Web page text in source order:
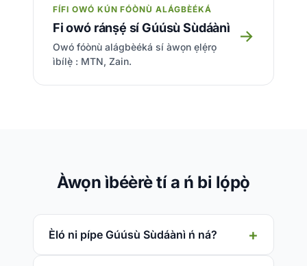
FÍFI OWÓ KÚN FÓÒNÙ ALÁGBÈÉKÁ
Fi owó ránṣẹ́ sí Gúúsù Sùdáànì
Owó fóònù alágbèéká sí àwọn ẹlẹ́rọ
ìbílẹ̀ : MTN, Zain.
→
Àwọn ìbéèrè tí a ń bi lọ́pọ̀
Èló ni pípe Gúúsù Sùdáànì ń ná?